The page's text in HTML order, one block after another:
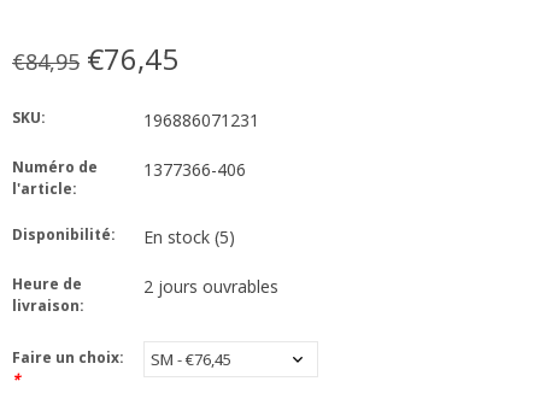
€84,95 €76,45
SKU: 196886071231
Numéro de
l'article:
1377366-406
Disponibilité: En stock (5)
Heure de
livraison:
2 jours ouvrables
Faire un choix:
*